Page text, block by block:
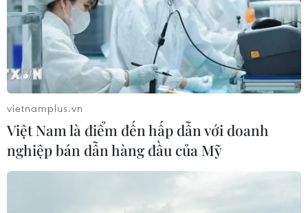
vietnamplus.vn
Việt Nam là điểm đến hấp dẫn với doanh
nghiệp bán dẫn hàng đầu của Mỹ